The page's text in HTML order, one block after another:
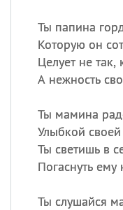
Ты папина
Которую он
Целует не так,
А нежность
Ты мамина
Улыбкой своей
Ты светишь в
Погаснуть ему
Ты слушайся